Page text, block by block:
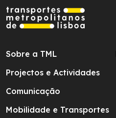
Sobre a TML
Projectos e Actividades
Comunicação
Mobilidade e Transportes